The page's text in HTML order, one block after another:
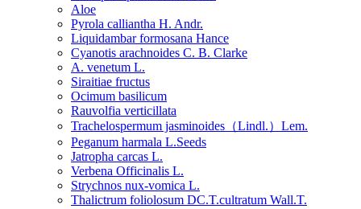
Aloe
Pyrola calliantha H. Andr.
Liquidambar formosana Hance
Cyanotis arachnoides C. B. Clarke
A. venetum L.
Siraitiae fructus
Ocimum basilicum
Rauvolfia verticillata
Trachelospermum jasminoides（Lindl.）Lem.
Peganum harmala L.Seeds
Jatropha carcas L.
Verbena Officinalis L.
Strychnos nux-vomica L.
Thalictrum foliolosum DC.T.cultratum Wall.T.